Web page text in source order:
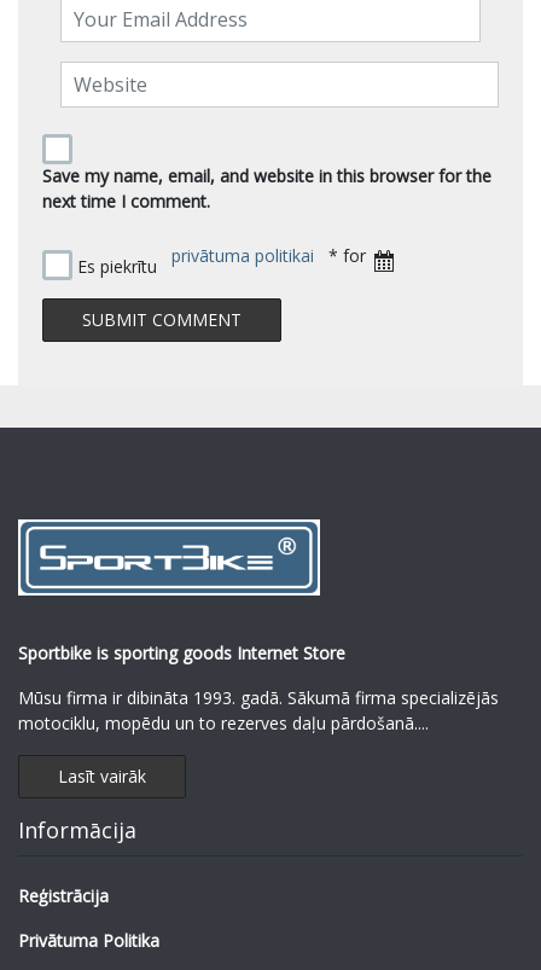
Save my name, email, and website in this browser for the
next time I comment.
Es piekrītu privātuma politikai * for
Sportbike is sporting goods Internet Store
Mūsu firma ir dibināta 1993. gadā. Sākumā firma specializējās
motociklu, mopēdu un to rezerves daļu pārdošanā....
Lasīt vairāk
Informācija
Reģistrācija
Privātuma Politika